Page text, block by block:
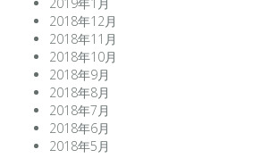
2018年12月
2018年11月
2018年10月
2018年9月
2018年8月
2018年7月
2018年6月
2018年5月